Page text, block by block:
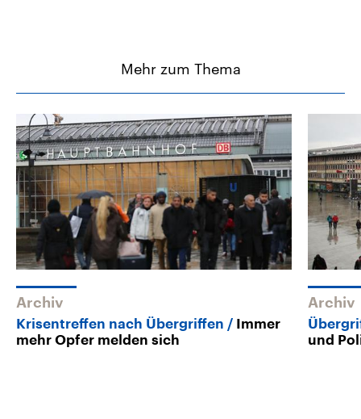
Mehr zum Thema
Archiv
Krisentreffen nach Übergriffen
Immer
mehr Opfer melden sich
Archiv
und